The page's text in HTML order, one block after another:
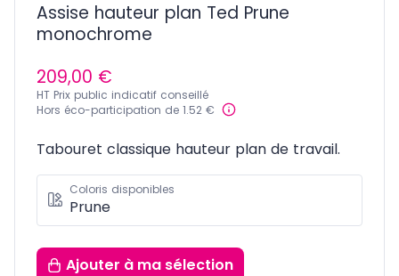
Assise hauteur plan Ted Prune
monochrome
209,00 €
HT Prix public indicatif conseillé
Hors éco-participation de 1.52 €
Tabouret classique hauteur plan de travail.
Coloris disponibles
Prune
Ajouter à ma sélection